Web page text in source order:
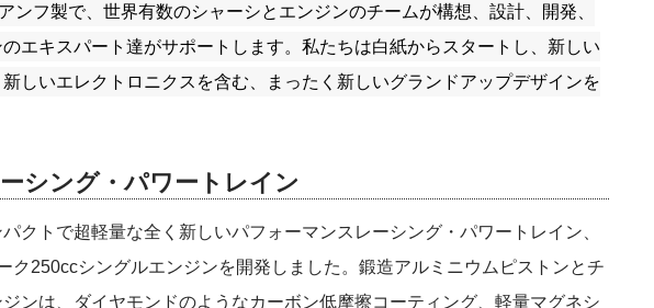
ンフ製で、世界有数のシャーシとエンジンのチームが構想、設計、開発、
エキスパート達がサポートします。私たちは白紙からスタートし、新しい
しいエレクトロニクスを含む、まったく新しいグランドアップデザインを
シング・パワートレイン
クトで超軽量な全く新しいパフォーマンスレーシング・パワートレイン、
ク250ccシングルエンジンを開発しました。鍛造アルミニウムピストンとチ
ンは、ダイヤモンドのようなカーボン低摩擦コーティング、軽量マグネシ